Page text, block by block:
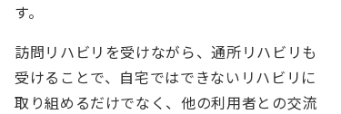
す。
訪問リハビリを受けながら、通所リハビリも
受けることで、自宅ではできないリハビリに
取り組めるだけでなく、他の利用者との交流